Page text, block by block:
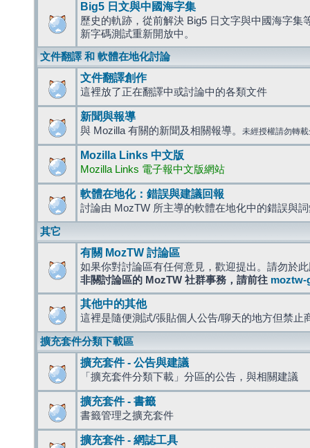
Big5 日文與中國海字集
歷史的軌跡，從前解決 Big5 日文字與中國海字集
新字碼測試重新開放中。
文件翻譯 和 軟體在地化討論
文件翻譯創作
這裡放了正在翻譯中或討論中的各類文件
新聞與報導
與 Mozilla 有關的新聞及相關報導。 未經授權請勿轉
Mozilla Links 中文版
Mozilla Links 電子報中文版網站
軟體在地化：錯誤與建議回報
討論由 MozTW 所主導的軟體在地化中的錯誤與
其它
有關 MozTW 討論區
如果你對討論區有任何意見，歡迎提出。請勿於
非關討論區的 MozTW 社群事務，請前往 moztw-
其他中的其他
這裡是隨便測試/張貼個人公告/聊天的地方但禁止
擴充套件分類下載區
擴充套件 - 公告與建議
「擴充套件分類下載」分區的公告，與相關建議
擴充套件 - 書籤
書籤管理之擴充套件
擴充套件 - 網誌工具